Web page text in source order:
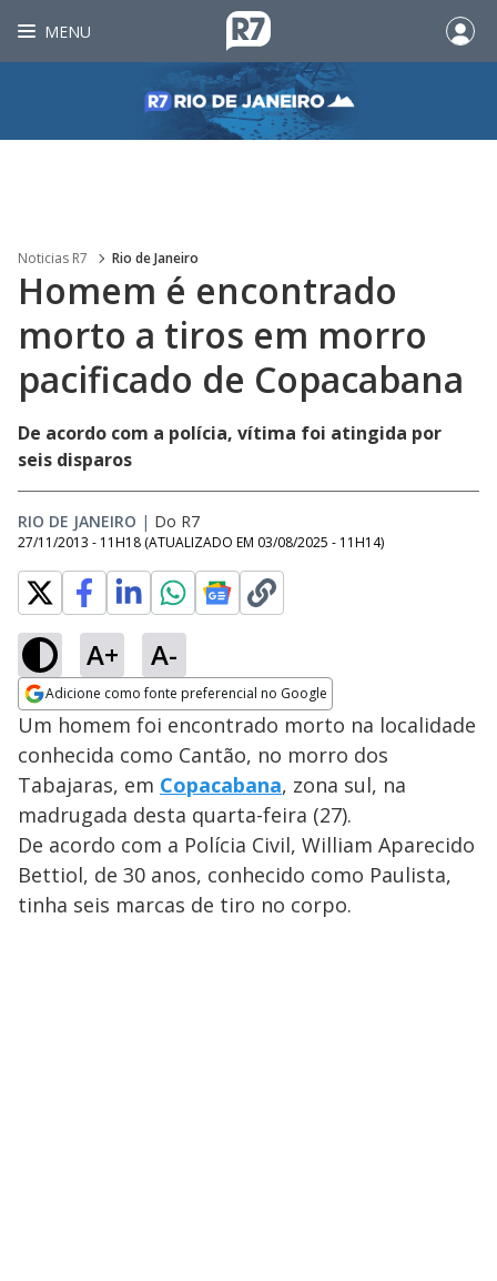
MENU
Noticias R7 Rio de Janeiro
Homem é encontrado
morto a tiros em morro
pacificado de Copacabana
De acordo com a polícia, vítima foi atingida por
seis disparos
RIO DE JANEIRO | Do R7
27/11/2013 - 11H18 (ATUALIZADO EM 03/08/2025 - 11H14)
A+ A-
Adicione como fonte preferencial no Google
Opens in new window
Um homem foi encontrado morto na localidade
conhecida como Cantão, no morro dos
Tabajaras, em Copacabana, zona sul, na
madrugada desta quarta-feira (27).
De acordo com a Polícia Civil, William Aparecido
Bettiol, de 30 anos, conhecido como Paulista,
tinha seis marcas de tiro no corpo.